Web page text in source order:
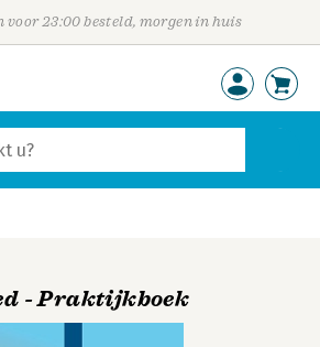
voor 23:00 besteld, morgen in huis
- Praktijkboek